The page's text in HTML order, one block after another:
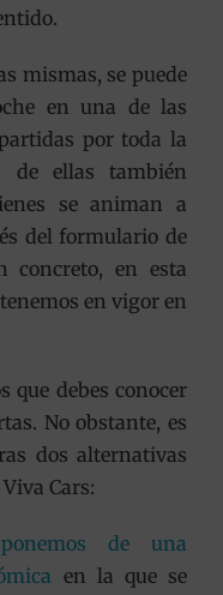
mismas, se puede
en una de las
por toda la
de ellas también
se animan a
del formulario de
concreto, en esta
en vigor en
que debes conocer
No obstante, es
dos alternativas
Cars:
de una
en la que se